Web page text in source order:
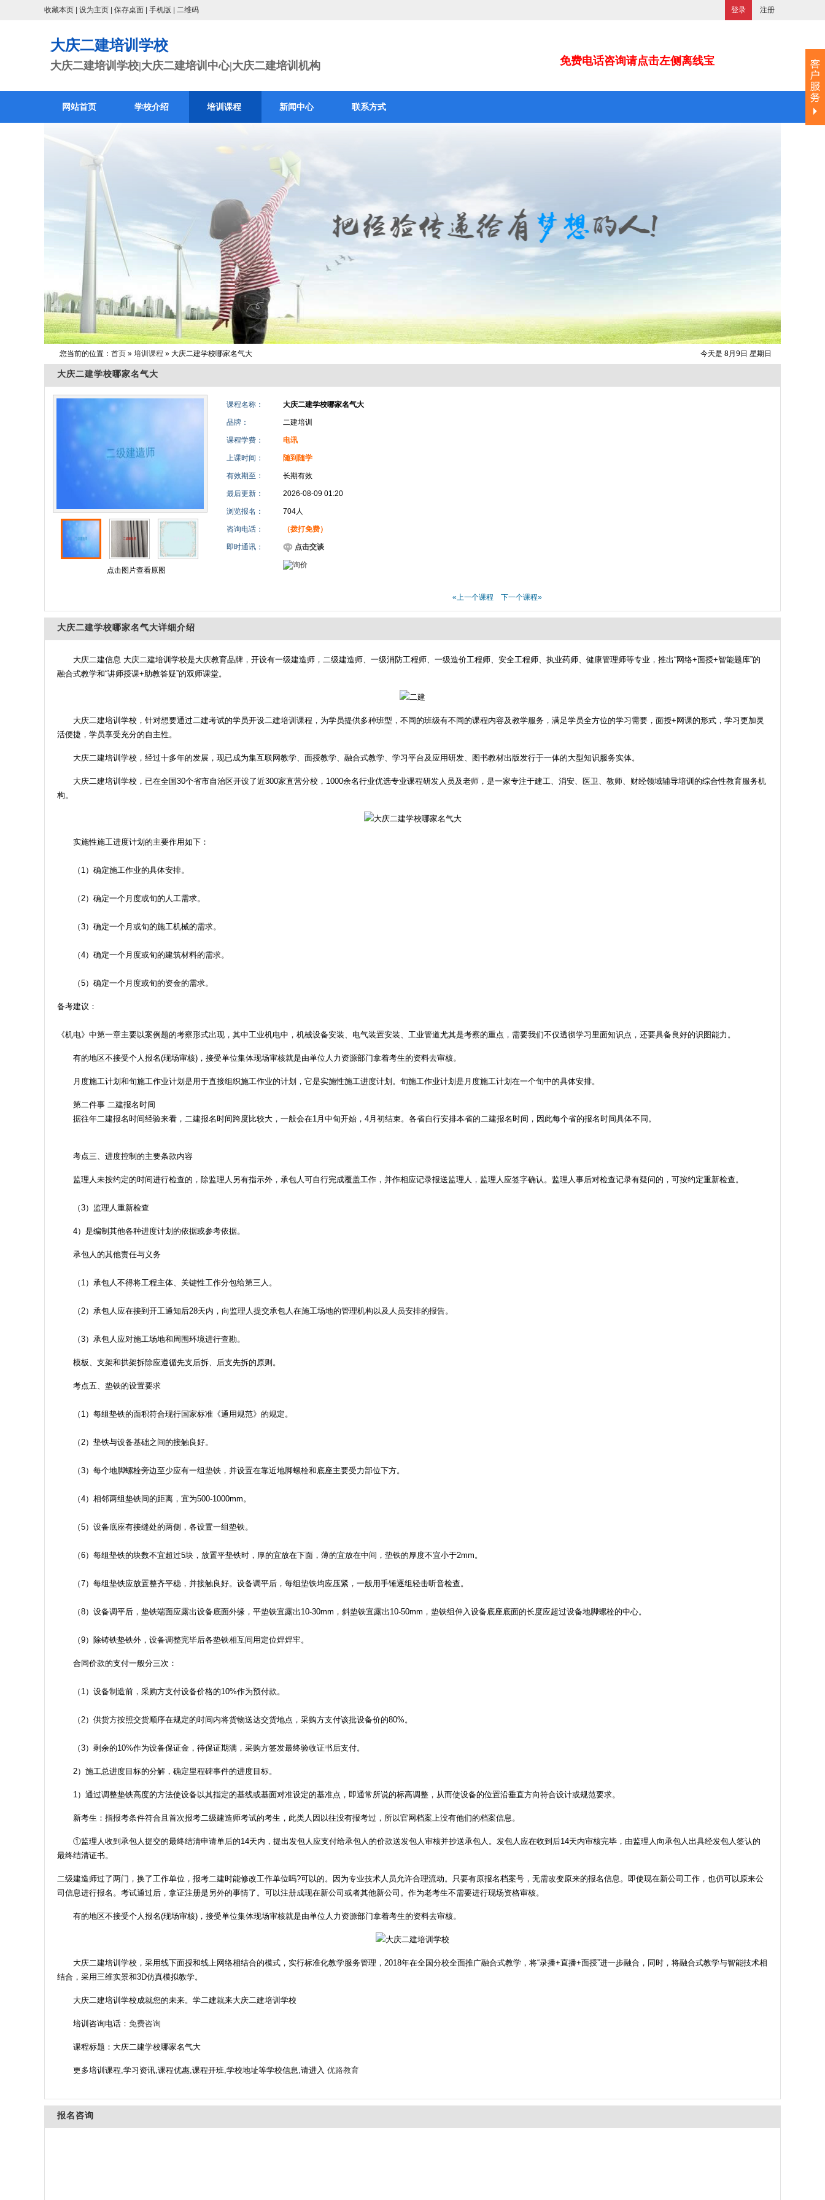
收藏本页 设为主页 保存桌面 手机版 二维码 登录 注册
免费电话咨询请点击左侧离线宝
大庆二建培训学校
大庆二建培训学校|大庆二建培训中心|大庆二建培训机构
网站首页 学校介绍 培训课程 新闻中心 联系方式
今天是 8月9日 星期日
您当前的位置： 首页 » 培训课程 » 大庆二建学校哪家名气大
大庆二建学校哪家名气大
点击图片查看原图
课程名称： 大庆二建学校哪家名气大
品牌： 二建培训
课程学费： 电讯
上课时间： 随到随学
有效期至： 长期有效
最后更新： 2026-08-09 01:20
浏览报名： 704人
咨询电话： （拨打免费）
即时通讯： 点击交谈
«上一个课程 下一个课程»
大庆二建学校哪家名气大详细介绍
大庆二建信息 大庆二建培训学校是大庆教育品牌，开设有一级建造师，二级建造师、一级消防工程师、一级造价工程师、安全工程师、执业药师、健康管理师等专业，推出“网络+面授+智能题库”的
融合式教学和“讲师授课+助教答疑”的双师课堂。
大庆二建培训学校，针对想要通过二建考试的学员开设二建培训课程，为学员提供多种班型，不同的班级有不同的课程内容及教学服务，满足学员全方位的学习需要，面授+网课的形式，学习更加灵
活便捷，学员享受充分的自主性。
大庆二建培训学校，经过十多年的发展，现已成为集互联网教学、面授教学、融合式教学、学习平台及应用研发、图书教材出版发行于一体的大型知识服务实体。
大庆二建培训学校，已在全国30个省市自治区开设了近300家直营分校，1000余名行业优选专业课程研发人员及老师，是一家专注于建工、消安、医卫、教师、财经领域辅导培训的综合性教育服务机
构。
实施性施工进度计划的主要作用如下：
（1）确定施工作业的具体安排。
（2）确定一个月度或旬的人工需求。
（3）确定一个月或旬的施工机械的需求。
（4）确定一个月度或旬的建筑材料的需求。
（5）确定一个月度或旬的资金的需求。
备考建议：
《机电》中第一章主要以案例题的考察形式出现，其中工业机电中，机械设备安装、电气装置安装、工业管道尤其是考察的重点，需要我们不仅透彻学习里面知识点，还要具备良好的识图能力。
有的地区不接受个人报名(现场审核)，接受单位集体现场审核就是由单位人力资源部门拿着考生的资料去审核。
月度施工计划和旬施工作业计划是用于直接组织施工作业的计划，它是实施性施工进度计划。旬施工作业计划是月度施工计划在一个旬中的具体安排。
第二件事 二建报名时间
据往年二建报名时间经验来看，二建报名时间跨度比较大，一般会在1月中旬开始，4月初结束。各省自行安排本省的二建报名时间，因此每个省的报名时间具体不同。
考点三、进度控制的主要条款内容
监理人未按约定的时间进行检查的，除监理人另有指示外，承包人可自行完成覆盖工作，并作相应记录报送监理人，监理人应签字确认。监理人事后对检查记录有疑问的，可按约定重新检查。
（3）监理人重新检查
4）是编制其他各种进度计划的依据或参考依据。
承包人的其他责任与义务
（1）承包人不得将工程主体、关键性工作分包给第三人。
（2）承包人应在接到开工通知后28天内，向监理人提交承包人在施工场地的管理机构以及人员安排的报告。
（3）承包人应对施工场地和周围环境进行查勘。
模板、支架和拱架拆除应遵循先支后拆、后支先拆的原则。
考点五、垫铁的设置要求
（1）每组垫铁的面积符合现行国家标准《通用规范》的规定。
（2）垫铁与设备基础之间的接触良好。
（3）每个地脚螺栓旁边至少应有一组垫铁，并设置在靠近地脚螺栓和底座主要受力部位下方。
（4）相邻两组垫铁间的距离，宜为500-1000mm。
（5）设备底座有接缝处的两侧，各设置一组垫铁。
（6）每组垫铁的块数不宜超过5块，放置平垫铁时，厚的宜放在下面，薄的宜放在中间，垫铁的厚度不宜小于2mm。
（7）每组垫铁应放置整齐平稳，并接触良好。设备调平后，每组垫铁均应压紧，一般用手锤逐组轻击听音检查。
（8）设备调平后，垫铁端面应露出设备底面外缘，平垫铁宜露出10-30mm，斜垫铁宜露出10-50mm，垫铁组伸入设备底座底面的长度应超过设备地脚螺栓的中心。
（9）除铸铁垫铁外，设备调整完毕后各垫铁相互间用定位焊焊牢。
合同价款的支付一般分三次：
（1）设备制造前，采购方支付设备价格的10%作为预付款。
（2）供货方按照交货顺序在规定的时间内将货物送达交货地点，采购方支付该批设备价的80%。
（3）剩余的10%作为设备保证金，待保证期满，采购方签发最终验收证书后支付。
2）施工总进度目标的分解，确定里程碑事件的进度目标。
1）通过调整垫铁高度的方法使设备以其指定的基线或基面对准设定的基准点，即通常所说的标高调整，从而使设备的位置沿垂直方向符合设计或规范要求。
新考生：指报考条件符合且首次报考二级建造师考试的考生，此类人因以往没有报考过，所以官网档案上没有他们的档案信息。
①监理人收到承包人提交的最终结清申请单后的14天内，提出发包人应支付给承包人的价款送发包人审核并抄送承包人。发包人应在收到后14天内审核完毕，由监理人向承包人出具经发包人签认的
最终结清证书。
二级建造师过了两门，换了工作单位，报考二建时能修改工作单位吗?可以的。因为专业技术人员允许合理流动。只要有原报名档案号，无需改变原来的报名信息。即使现在新公司工作，也仍可以原来公
司信息进行报名。考试通过后，拿证注册是另外的事情了。可以注册成现在新公司或者其他新公司。作为老考生不需要进行现场资格审核。
有的地区不接受个人报名(现场审核)，接受单位集体现场审核就是由单位人力资源部门拿着考生的资料去审核。
大庆二建培训学校，采用线下面授和线上网络相结合的模式，实行标准化教学服务管理，2018年在全国分校全面推广融合式教学，将“录播+直播+面授”进一步融合，同时，将融合式教学与智能技术相
结合，采用三维实景和3D仿真模拟教学。
大庆二建培训学校成就您的未来。学二建就来大庆二建培训学校
培训咨询电话： 免费咨询
课程标题：大庆二建学校哪家名气大
更多培训课程,学习资讯,课程优惠,课程开班,学校地址等学校信息,请进入 优路教育
报名咨询